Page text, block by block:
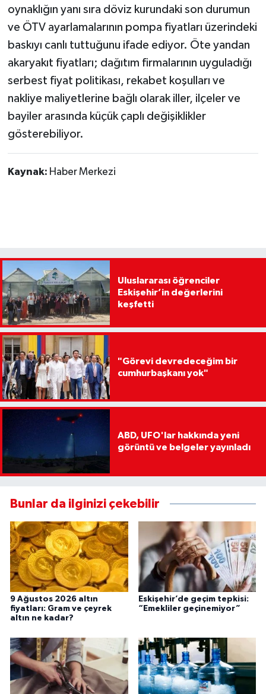
oynaklığın yanı sıra döviz kurundaki son durumun
ve ÖTV ayarlamalarının pompa fiyatları üzerindeki
baskıyı canlı tuttuğunu ifade ediyor. Öte yandan
akaryakıt fiyatları; dağıtım firmalarının uyguladığı
serbest fiyat politikası, rekabet koşulları ve
nakliye maliyetlerine bağlı olarak iller, ilçeler ve
bayiler arasında küçük çaplı değişiklikler
gösterebiliyor.
Kaynak: Haber Merkezi
Uluslararası öğrenciler
Eskişehir’in değerlerini
keşfetti
"Görevi devredeceğim bir
cumhurbaşkanı yok"
ABD, UFO'lar hakkında yeni
görüntü ve belgeler yayınladı
Bunlar da ilginizi çekebilir
9 Ağustos 2026 altın
fiyatları: Gram ve çeyrek
altın ne kadar?
Eskişehir’de geçim tepkisi:
“Emekliler geçinemiyor”